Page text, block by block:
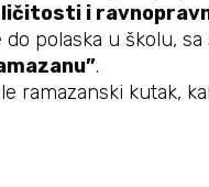
i
do polaska u školu,
.
ramazanski kutak,